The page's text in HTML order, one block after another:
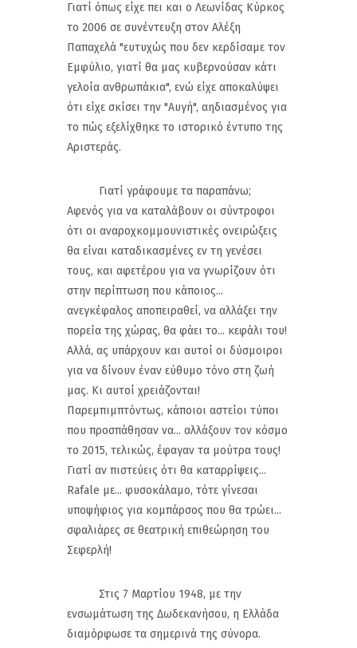
Γιατί όπως είχε πει και ο Λεωνίδας Κύρκος
το 2006 σε συνέντευξη στον Αλέξη
Παπαχελά "ευτυχώς που δεν κερδίσαμε τον
Εμφύλιο, γιατί θα μας κυβερνούσαν κάτι
γελοία ανθρωπάκια", ενώ είχε αποκαλύψει
ότι είχε σκίσει την "Αυγή", αηδιασμένος για
το πώς εξελίχθηκε το ιστορικό έντυπο της
Αριστεράς.
Γιατί γράφουμε τα παραπάνω;
Αφενός για να καταλάβουν οι σύντροφοι
ότι οι αναροχκομμουνιστικές ονειρώξεις
θα είναι καταδικασμένες εν τη γενέσει
τους, και αφετέρου για να γνωρίζουν ότι
στην περίπτωση που κάποιος...
ανεγκέφαλος αποπειραθεί, να αλλάξει την
πορεία της χώρας, θα φάει το... κεφάλι του!
Αλλά, ας υπάρχουν και αυτοί οι δύσμοιροι
για να δίνουν έναν εύθυμο τόνο στη ζωή
μας. Κι αυτοί χρειάζονται!
Παρεμπιμπτόντως, κάποιοι αστείοι τύποι
που προσπάθησαν να... αλλάξουν τον κόσμο
το 2015, τελικώς, έφαγαν τα μούτρα τους!
Γιατί αν πιστεύεις ότι θα καταρρίψεις...
Rafale με... φυσοκάλαμο, τότε γίνεσαι
υποψήφιος για κομπάρσος που θα τρώει...
σφαλιάρες σε θεατρική επιθεώρηση του
Σεφερλή!
Στις 7 Μαρτίου 1948, με την
ενσωμάτωση της Δωδεκανήσου, η Ελλάδα
διαμόρφωσε τα σημερινά της σύνορα.